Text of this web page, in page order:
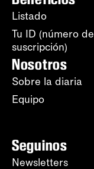
Listado
Tu ID (número de
suscripción)
Nosotros
Sobre la diaria
Equipo
Seguinos
Newsletters